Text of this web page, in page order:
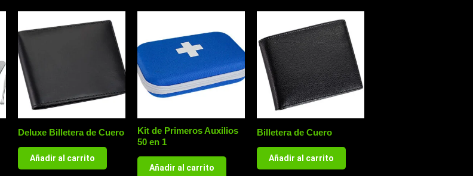
Deluxe Billetera de Cuero
Añadir al carrito
Kit de Primeros Auxilios
50 en 1
Añadir al carrito
Billetera de Cuero
Añadir al carrito